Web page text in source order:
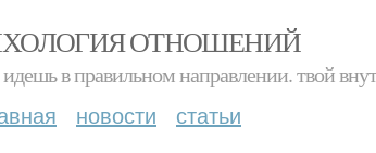
ОТНОШЕНИЙ
идешь в правильном направлении. твой
новости статьи